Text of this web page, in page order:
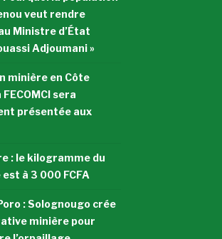
veut rendre
Ministre d’État
Adjoumani »
minière en Côte
FECOMCI sera
présentée aux
: le kilogramme du
à 3 000 FCFA
: Solognougo crée
minière pour